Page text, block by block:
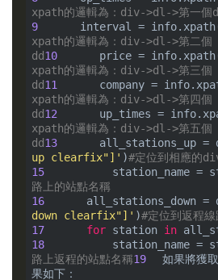
xpath的邏輯為：div->dl->第一個
9
interval =
xpath的邏輯為：div->dl->第二個
dd10 price =
xpath的邏輯為：div->dl->第三個
dd11 company =
xpath的邏輯為：div->dl->第四個
dd12 up_times =
xpath的邏輯為：div->dl->第五個
dd13 all_stations_up =
up clearfix"]' )#定位到相應的
15
station_name =
路上的站點名稱
16
all_stations_down =
down clearfix"]' )#定位到返程
17
for station in
18
station_name =
路上返程的站點名稱19
如果將獲